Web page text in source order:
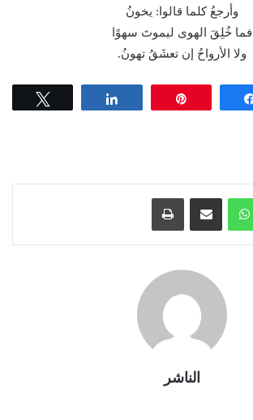
وأرجعُ كلما قالوا: يخونُ
فما خُلِقَ الهوى ليموتَ سهوًا
ولا الأرواحُ إن تعشَقُ تهونُ.
واتساب مشاركة عبر البريد طباعة
الناشر